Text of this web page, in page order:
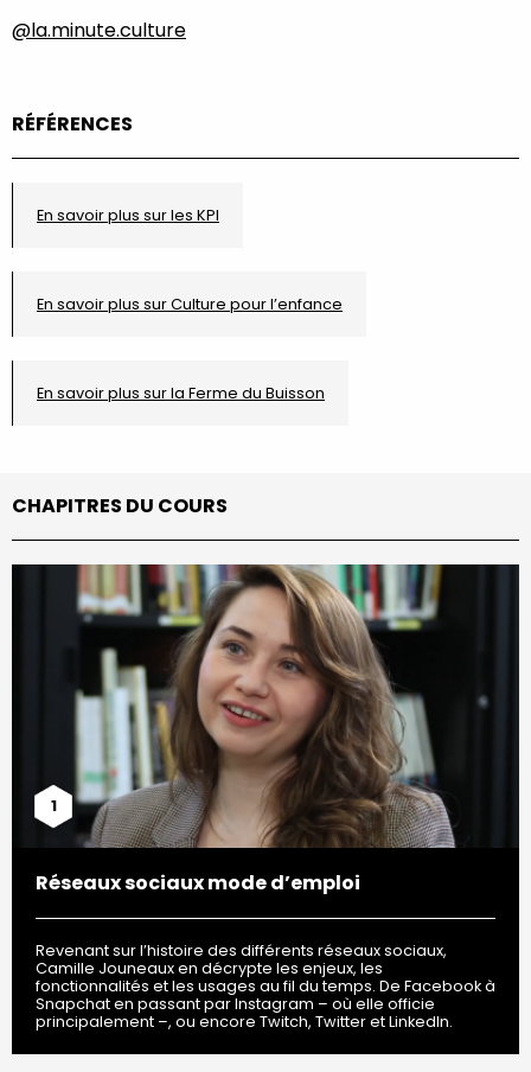
@la.minute.culture
RÉFÉRENCES
En savoir plus sur les KPI
En savoir plus sur Culture pour l’enfance
En savoir plus sur la Ferme du Buisson
CHAPITRES DU COURS
1
Réseaux sociaux mode d’emploi
Revenant sur l’histoire des différents réseaux sociaux,
Camille Jouneaux en décrypte les enjeux, les
fonctionnalités et les usages au fil du temps. De Facebook à
Snapchat en passant par Instagram – où elle officie
principalement –, ou encore Twitch, Twitter et LinkedIn.